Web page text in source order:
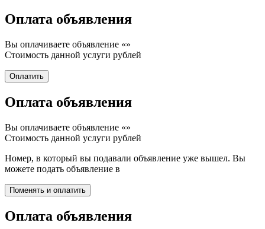
Оплата объявления
Вы оплачиваете объявление «»
Стоимость данной услуги рублей
Оплата объявления
Вы оплачиваете объявление «»
Стоимость данной услуги рублей
Номер, в который вы подавали объявление уже вышел. Вы
можете подать объявление в
Оплата объявления